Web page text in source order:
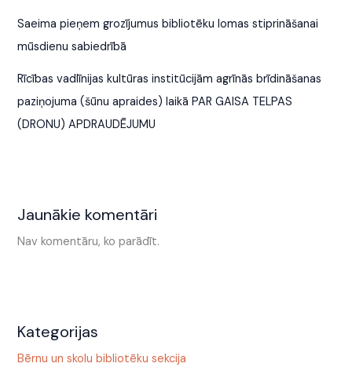
Saeima pieņem grozījumus bibliotēku lomas stiprināšanai
mūsdienu sabiedrībā
Rīcības vadlīnijas kultūras institūcijām agrīnās brīdināšanas
paziņojuma (šūnu apraides) laikā PAR GAISA TELPAS
(DRONU) APDRAUDĒJUMU
Jaunākie komentāri
Nav komentāru, ko parādīt.
Kategorijas
Bērnu un skolu bibliotēku sekcija